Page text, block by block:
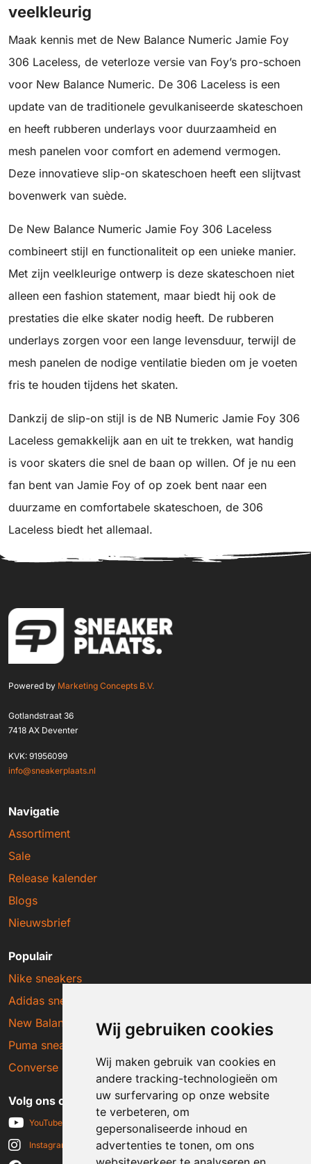
Wij gebruiken cookies
Wij maken gebruik van cookies en
andere tracking-technologieën om
uw surfervaring op onze website
te verbeteren, om
gepersonaliseerde inhoud en
advertenties te tonen, om ons
veelkleurig
Maak kennis met de New Balance Numeric Jamie Foy
306 Laceless, de veterloze versie van Foy’s pro-schoen
voor New Balance Numeric. De 306 Laceless is een
update van de traditionele gevulkaniseerde skateschoen
en heeft rubberen underlays voor duurzaamheid en
mesh panelen voor comfort en ademend vermogen.
Deze innovatieve slip-on skateschoen heeft een slijtvast
bovenwerk van suède.
De New Balance Numeric Jamie Foy 306 Laceless
combineert stijl en functionaliteit op een unieke manier.
Met zijn veelkleurige ontwerp is deze skateschoen niet
alleen een fashion statement, maar biedt hij ook de
prestaties die elke skater nodig heeft. De rubberen
underlays zorgen voor een lange levensduur, terwijl de
mesh panelen de nodige ventilatie bieden om je voeten
fris te houden tijdens het skaten.
Dankzij de slip-on stijl is de NB Numeric Jamie Foy 306
Laceless gemakkelijk aan en uit te trekken, wat handig
is voor skaters die snel de baan op willen. Of je nu een
fan bent van Jamie Foy of op zoek bent naar een
duurzame en comfortabele skateschoen, de 306
Laceless biedt het allemaal.
Powered by Marketing Concepts B.V.
Gotlandstraat 36
7418 AX Deventer
KVK: 91956099
info@sneakerplaats.nl
Navigatie
Assortiment
Sale
Release kalender
Blogs
Nieuwsbrief
Populair
Nike sneakers
Adidas sneakers
New Balance sneakers
Puma sneakers
Converse sneakers
Volg ons op social media
YouTube
Instagram